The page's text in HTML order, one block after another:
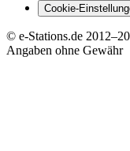
Cookie-
© e-Stations.de 2012–
Angaben ohne Gewähr